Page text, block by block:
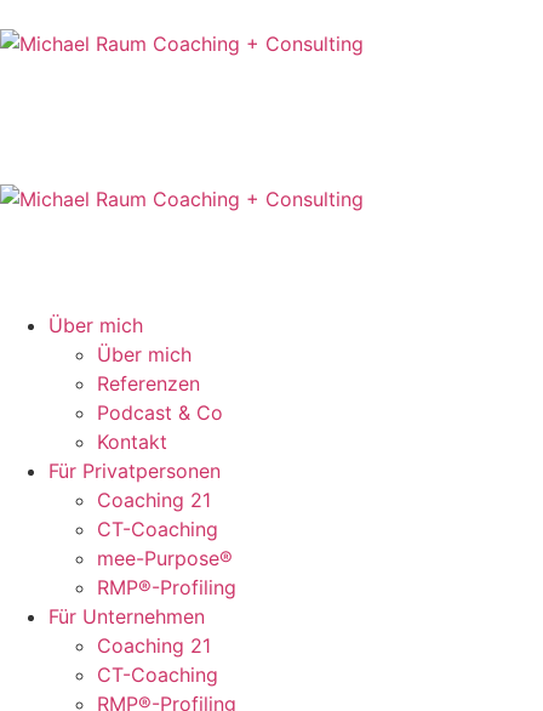
Über mich
Über mich
Referenzen
Podcast & Co
Kontakt
Für Privatpersonen
Coaching 21
CT-Coaching
mee-Purpose®
RMP®-Profiling
Für Unternehmen
Coaching 21
CT-Coaching
RMP®-Profiling